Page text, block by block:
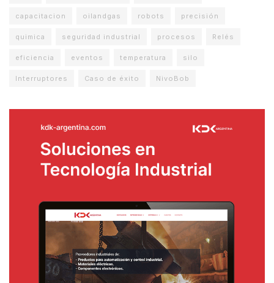
capacitacion oilandgas robots precisión
quimica seguridad industrial procesos Relés
eficiencia eventos temperatura silo
Interruptores Caso de éxito NivoBob